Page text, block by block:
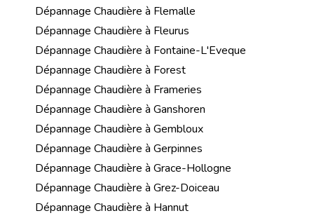
Dépannage Chaudière à Flemalle
Dépannage Chaudière à Fleurus
Dépannage Chaudière à Fontaine-L'Eveque
Dépannage Chaudière à Forest
Dépannage Chaudière à Frameries
Dépannage Chaudière à Ganshoren
Dépannage Chaudière à Gembloux
Dépannage Chaudière à Gerpinnes
Dépannage Chaudière à Grace-Hollogne
Dépannage Chaudière à Grez-Doiceau
Dépannage Chaudière à Hannut